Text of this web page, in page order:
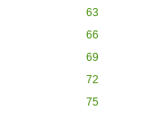
63
66
69
72
75